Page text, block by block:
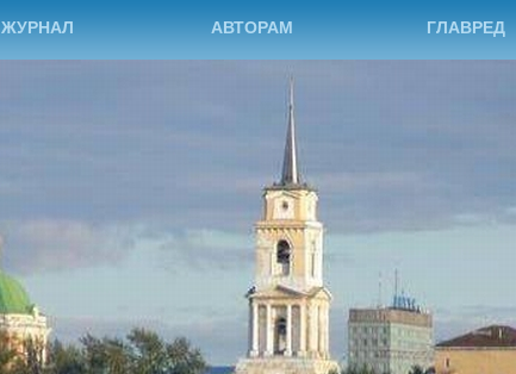
ЖУРНАЛ АВТОРАМ ГЛАВРЕД